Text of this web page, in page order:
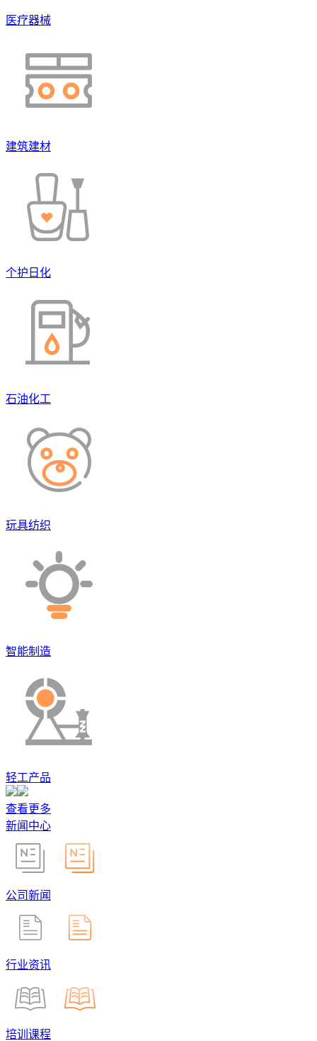
医疗器械
建筑建材
个护日化
石油化工
玩具纺织
智能制造
轻工产品
查看更多
新闻中心
公司新闻
行业资讯
培训课程